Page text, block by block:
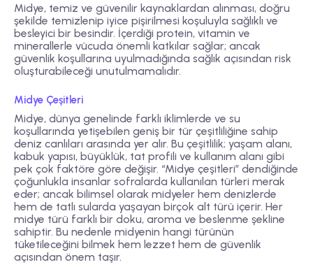
Midye, temiz ve güvenilir kaynaklardan alınması, doğru
şekilde temizlenip iyice pişirilmesi koşuluyla sağlıklı ve
besleyici bir besindir. İçerdiği protein, vitamin ve
minerallerle vücuda önemli katkılar sağlar; ancak
güvenlik koşullarına uyulmadığında sağlık açısından risk
oluşturabileceği unutulmamalıdır.
Midye Çeşitleri
Midye, dünya genelinde farklı iklimlerde ve su
koşullarında yetişebilen geniş bir tür çeşitliliğine sahip
deniz canlıları arasında yer alır. Bu çeşitlilik; yaşam alanı,
kabuk yapısı, büyüklük, tat profili ve kullanım alanı gibi
pek çok faktöre göre değişir. “Midye çeşitleri” dendiğinde
çoğunlukla insanlar sofralarda kullanılan türleri merak
eder; ancak bilimsel olarak midyeler hem denizlerde
hem de tatlı sularda yaşayan birçok alt türü içerir. Her
midye türü farklı bir doku, aroma ve beslenme şekline
sahiptir. Bu nedenle midyenin hangi türünün
tüketileceğini bilmek hem lezzet hem de güvenlik
açısından önem taşır.